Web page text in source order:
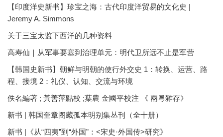
【印度洋史新书】珍宝之海：古代印度洋贸易的文化史 |
Jeremy A. Simmons
关于三宝太监下西洋的几种资料
高寿仙｜从军事要塞到治理单元：明代卫所远不止是军营
【韩国史新书】朝鲜与明朝的使行外交史 1：转换、运营、路
程、接境 2：礼仪、认知、交流与环境
佚名編著 ; 黃善萍點校 ;葉農 金國平校注 《 兩粵雜存》
新书 | 韩国奎章阁藏孤本明别集丛刊（全十册）
新书 |《从“四夷”到“外国”：<宋史·外国传>研究》